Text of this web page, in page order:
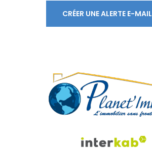
CRÉER UNE ALERTE E-MAIL